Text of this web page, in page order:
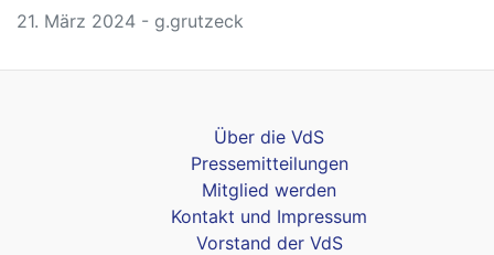
21. März 2024 - g.grutzeck
Über die VdS
Pressemitteilungen
Mitglied werden
Kontakt und Impressum
Vorstand der VdS